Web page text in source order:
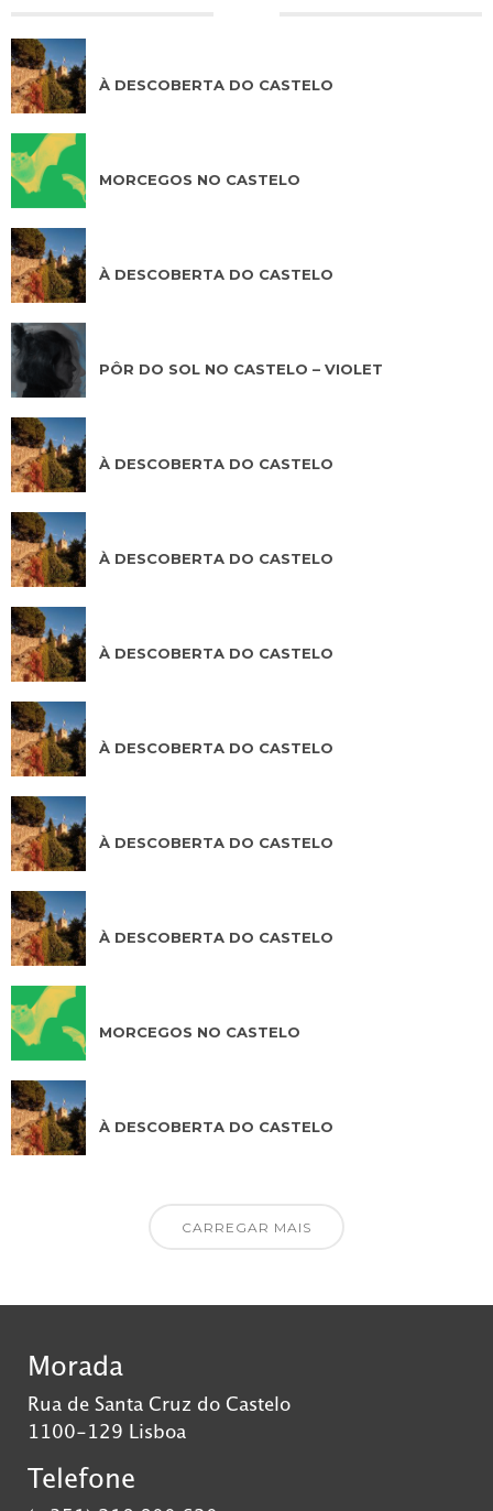
À DESCOBERTA DO CASTELO
MORCEGOS NO CASTELO
À DESCOBERTA DO CASTELO
PÔR DO SOL NO CASTELO – VIOLET
À DESCOBERTA DO CASTELO
À DESCOBERTA DO CASTELO
À DESCOBERTA DO CASTELO
À DESCOBERTA DO CASTELO
À DESCOBERTA DO CASTELO
À DESCOBERTA DO CASTELO
MORCEGOS NO CASTELO
À DESCOBERTA DO CASTELO
CARREGAR MAIS
Morada
Rua de Santa Cruz do Castelo
1100-129 Lisboa
Telefone